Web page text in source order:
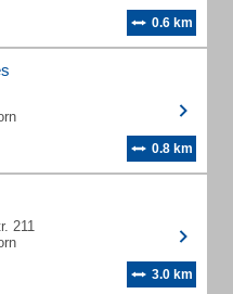
0.6 km
0.8 km
211
3.0 km